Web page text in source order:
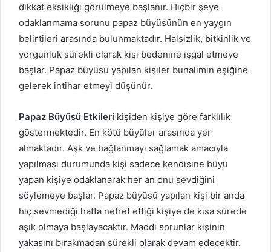
dikkat eksikliği görülmeye başlanır. Hiçbir şeye
odaklanmama sorunu papaz büyüsünün en yaygın
belirtileri arasında bulunmaktadır. Halsizlik, bitkinlik ve
yorgunluk sürekli olarak kişi bedenine işgal etmeye
başlar. Papaz büyüsü yapılan kişiler bunalımın eşiğine
gelerek intihar etmeyi düşünür.
Papaz Büyüsü Etkileri kişiden kişiye göre farklılık
göstermektedir. En kötü büyüler arasında yer
almaktadır. Aşk ve bağlanmayı sağlamak amacıyla
yapılması durumunda kişi sadece kendisine büyü
yapan kişiye odaklanarak her an onu sevdiğini
söylemeye başlar. Papaz büyüsü yapılan kişi bir anda
hiç sevmediği hatta nefret ettiği kişiye de kısa sürede
aşık olmaya başlayacaktır. Maddi sorunlar kişinin
yakasını bırakmadan sürekli olarak devam edecektir.